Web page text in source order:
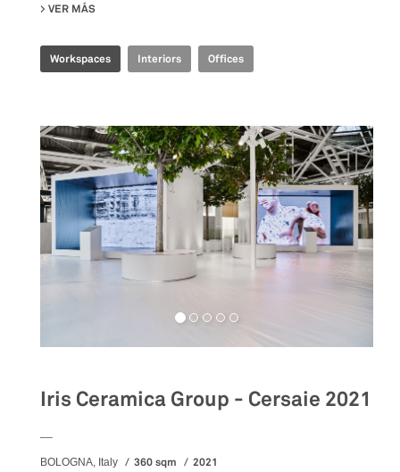
VER MÁS
Workspaces Interiors Offices
Iris Ceramica Group - Cersaie 2021
BOLOGNA, Italy 360 sqm 2021